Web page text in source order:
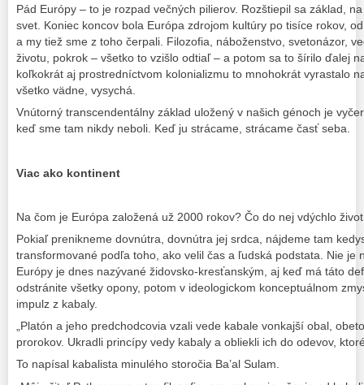
Pád Európy – to je rozpad večných pilierov. Rozštiepil sa základ,
svet. Koniec koncov bola Európa zdrojom kultúry po tisíce rokov,
a my tiež sme z toho čerpali. Filozofia, náboženstvo, svetonázor,
životu, pokrok – všetko to vzišlo odtiaľ – a potom sa to šírilo ďalej
koľkokrát aj prostredníctvom kolonializmu to mnohokrát vyrastalo
všetko vädne, vysychá.
Vnútorný transcendentálny základ uložený v našich génoch je
keď sme tam nikdy neboli. Keď ju strácame, strácame časť seba.
Viac ako kontinent
Na čom je Európa založená už 2000 rokov? Čo do nej vdýchlo
Pokiaľ prenikneme dovnútra, dovnútra jej srdca, nájdeme tam
transformované podľa toho, ako velil čas a ľudská podstata. Nie je
Európy je dnes nazývané židovsko-kresťanským, aj keď má táto
odstránite všetky opony, potom v ideologickom konceptuálnom
impulz z kabaly.
„Platón a jeho predchodcovia vzali vede kabale vonkajší obal,
prorokov. Ukradli princípy vedy kabaly a obliekli ich do odevov,
To napísal kabalista minulého storočia Ba’al Sulam.